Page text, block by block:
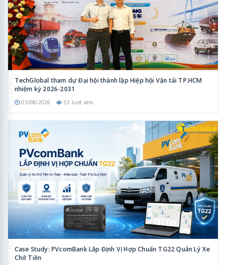
TechGlobal tham dự Đại hội thành lập Hiệp hội Vận tải TP.HCM
nhiệm kỳ 2026-2031
03/08/2026 53 lượt xem
Case Study: PVcomBank Lắp Định Vị Hợp Chuẩn TG22 Quản Lý Xe
Chở Tiền